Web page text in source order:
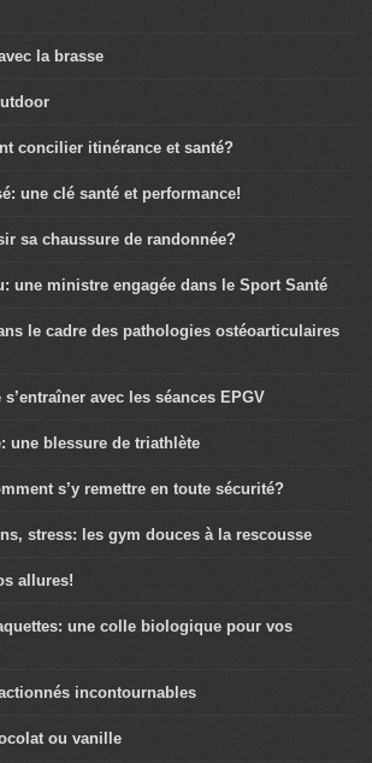
la brasse
concilier itinérance et santé?
une clé santé et performance!
sa chaussure de randonnée?
une ministre engagée dans le Sport Santé
le cadre des pathologies ostéoarticulaires
avec les séances EPGV
une blessure de triathlète
s’y remettre en toute sécurité?
stress: les gym douces à la rescousse
allures!
une colle biologique pour vos
incontournables
ou vanille